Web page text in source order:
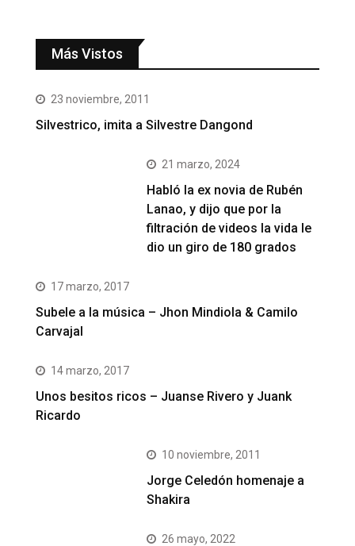
Más Vistos
23 noviembre, 2011
Silvestrico, imita a Silvestre Dangond
21 marzo, 2024
Habló la ex novia de Rubén
Lanao, y dijo que por la
filtración de videos la vida le
dio un giro de 180 grados
17 marzo, 2017
Subele a la música – Jhon Mindiola & Camilo
Carvajal
14 marzo, 2017
Unos besitos ricos – Juanse Rivero y Juank
Ricardo
10 noviembre, 2011
Jorge Celedón homenaje a
Shakira
26 mayo, 2022